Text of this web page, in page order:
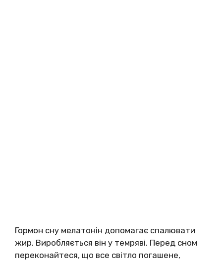
Гормон сну мелатонін допомагає спалювати
жир. Виробляється він у темряві. Перед сном
переконайтеся, що все світло погашене,